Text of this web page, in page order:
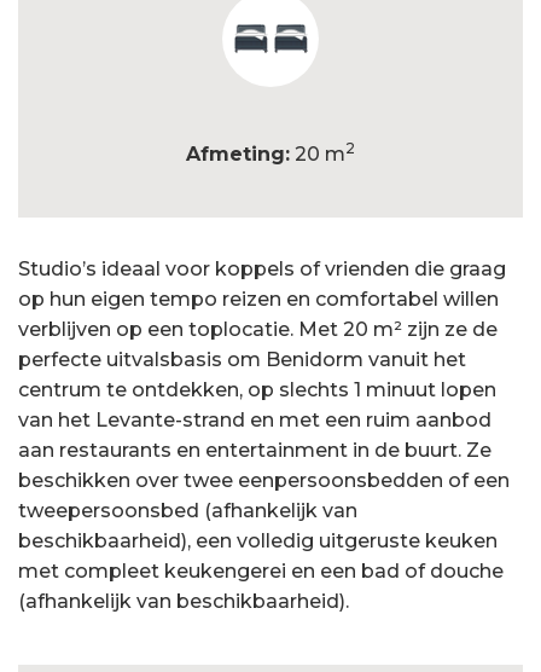
Afmeting: 20 m2
Studio’s ideaal voor koppels of vrienden die graag
op hun eigen tempo reizen en comfortabel willen
verblijven op een toplocatie. Met 20 m² zijn ze de
perfecte uitvalsbasis om Benidorm vanuit het
centrum te ontdekken, op slechts 1 minuut lopen
van het Levante-strand en met een ruim aanbod
aan restaurants en entertainment in de buurt. Ze
beschikken over twee eenpersoonsbedden of een
tweepersoonsbed (afhankelijk van
beschikbaarheid), een volledig uitgeruste keuken
met compleet keukengerei en een bad of douche
(afhankelijk van beschikbaarheid).